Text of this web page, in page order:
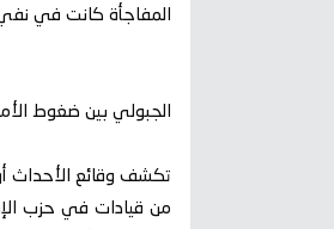
المفاجأة كانت في
الجبولي بين ضغوط
تكشف وقائع الأحداث
من قيادات في حزب